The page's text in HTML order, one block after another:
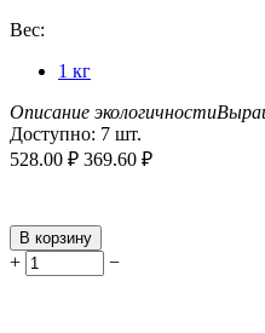
Вес:
1 кг
Описание экологичности
Доступно: 7 шт.
528.00 ₽ 369.60 ₽
В корзину
+ −